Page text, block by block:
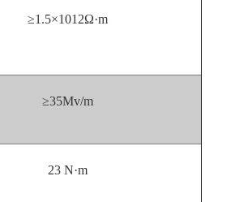
≥1.5×1012Ω·m
≥35Mv/m
23 N·m